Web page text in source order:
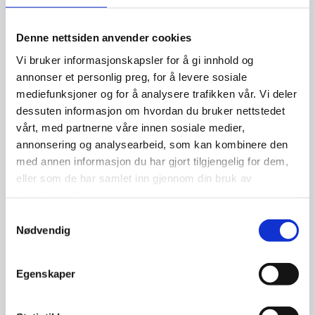
Denne nettsiden anvender cookies
Vi bruker informasjonskapsler for å gi innhold og
annonser et personlig preg, for å levere sosiale
mediefunksjoner og for å analysere trafikken vår. Vi deler
dessuten informasjon om hvordan du bruker nettstedet
vårt, med partnerne våre innen sosiale medier,
annonsering og analysearbeid, som kan kombinere den
med annen informasjon du har gjort tilgjengelig for dem,
eller som de har samlet inn gjennom din bruk av
Nødvendig
Egenskaper
De fleste av oss har mange brukerkontoer på
Spesielt når anbefalingene er å ha gode og
unike passord på hver brukerkonto.
Et alternativ til å ha en passordbank er at du
skriver ned passordene dine og oppbevarer
dem et trygt sted. Dersom det ikke er et godt
alternativ for deg, kan du vurdere en
passordbank. Da slipper du å huske passord,
og du får hjelp til å lage gode og unike passord,
slik som anbefalingene sier.